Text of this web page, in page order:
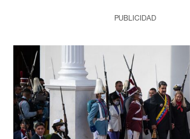
PUBLICIDAD